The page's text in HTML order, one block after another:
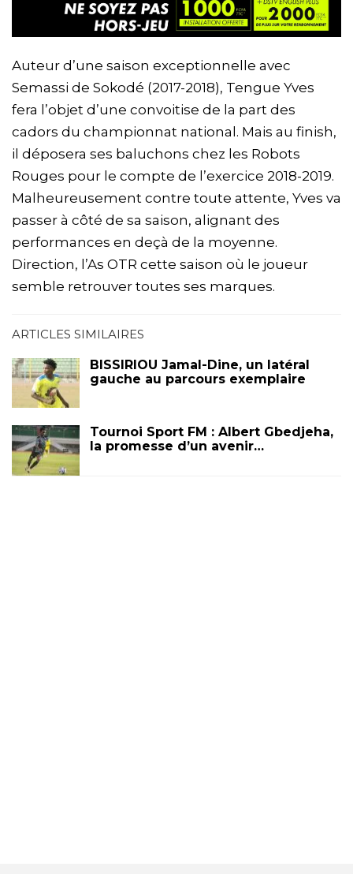
Auteur d’une saison exceptionnelle avec
Semassi de Sokodé (2017-2018), Tengue Yves
fera l’objet d’une convoitise de la part des
cadors du championnat national. Mais au finish,
il déposera ses baluchons chez les Robots
Rouges pour le compte de l’exercice 2018-2019.
Malheureusement contre toute attente, Yves va
passer à côté de sa saison, alignant des
performances en deçà de la moyenne.
Direction, l’As OTR cette saison où le joueur
semble retrouver toutes ses marques.
ARTICLES SIMILAIRES
BISSIRIOU Jamal-Dine, un latéral
gauche au parcours exemplaire
Tournoi Sport FM : Albert Gbedjeha,
la promesse d’un avenir…